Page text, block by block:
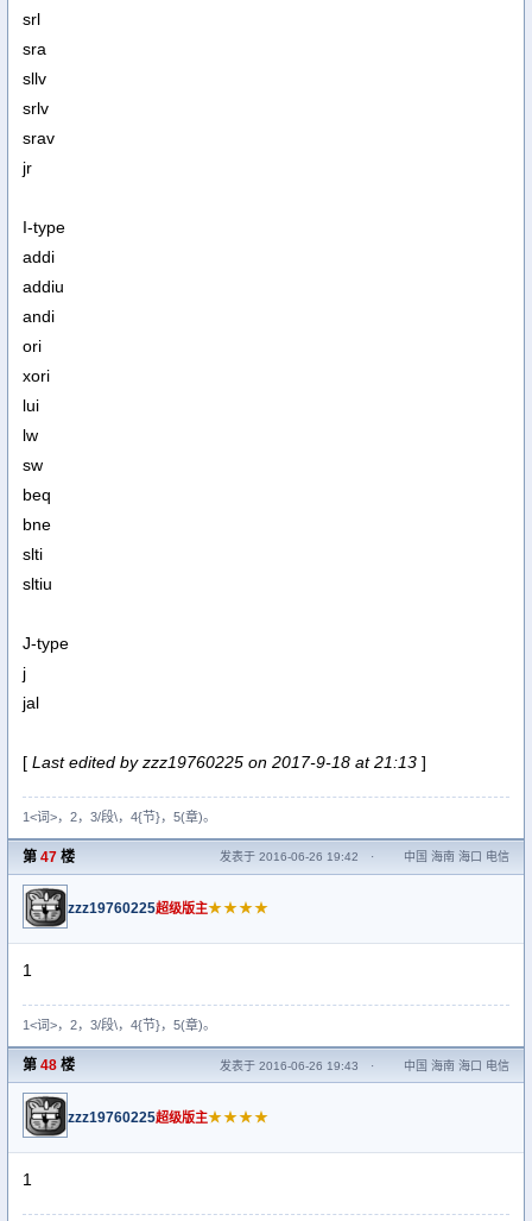
srl
sra
sllv
srlv
srav
jr
I-type
addi
addiu
andi
ori
xori
lui
lw
sw
beq
bne
slti
sltiu
J-type
j
jal
[ Last edited by zzz19760225 on 2017-9-18 at 21:13 ]
1<词>，2，3/段\，4{节}，5(章)。
第 47 楼 发表于 2016-06-26 19:42 · 中国 海南 海口 电信
zzz19760225超级版主★★★★
1
1<词>，2，3/段\，4{节}，5(章)。
第 48 楼 发表于 2016-06-26 19:43 · 中国 海南 海口 电信
zzz19760225超级版主★★★★
1